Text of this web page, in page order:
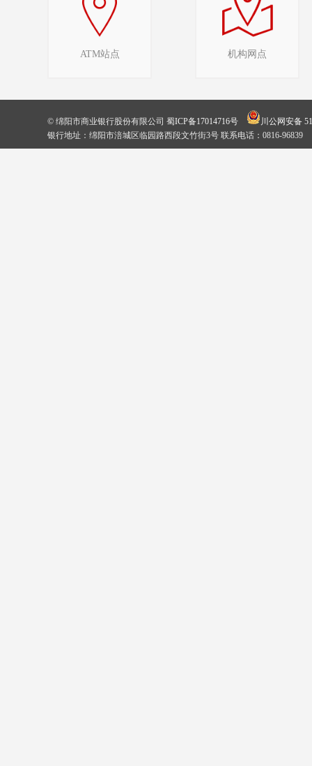
ATM站点 机构网点
© 绵阳市商业银行股份有限公司 蜀ICP备17014716号
川公网安备
银行地址：绵阳市涪城区临园路西段文竹街3号 联系电话：0816-96839